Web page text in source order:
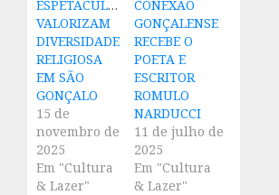
ESPETÁCULOS
VALORIZAM
DIVERSIDADE
RELIGIOSA
EM SÃO
GONÇALO
15 de
novembro de
2025
Em "Cultura
& Lazer"
CONEXÃO
GONÇALENSE
RECEBE O
POETA E
ESCRITOR
ROMULO
NARDUCCI
11 de julho de
2025
Em "Cultura
& Lazer"